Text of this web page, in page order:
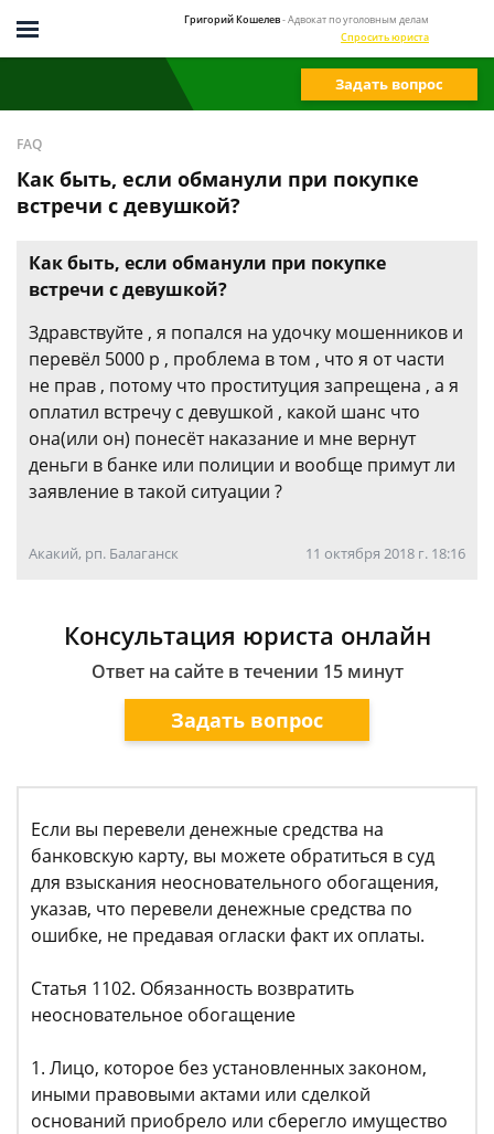
Григорий Кошелев- Адвокат по уголовным делам
Спросить юриста
Задать вопрос
FAQ
Как быть, если обманули при покупке
встречи с девушкой?
Как быть, если обманули при покупке
встречи с девушкой?
Здравствуйте , я попался на удочку мошенников и
перевёл 5000 р , проблема в том , что я от части
не прав , потому что проституция запрещена , а я
оплатил встречу с девушкой , какой шанс что
она(или он) понесёт наказание и мне вернут
деньги в банке или полиции и вообще примут ли
заявление в такой ситуации ?
Акакий, рп. Балаганск 11 октября 2018 г. 18:16
Консультация юриста онлайн
Ответ на сайте в течении 15 минут
Задать вопрос
Если вы перевели денежные средства на
банковскую карту, вы можете обратиться в суд
для взыскания неосновательного обогащения,
указав, что перевели денежные средства по
ошибке, не предавая огласки факт их оплаты.
Статья 1102. Обязанность возвратить
неосновательное обогащение
1. Лицо, которое без установленных законом,
иными правовыми актами или сделкой
оснований приобрело или сберегло имущество